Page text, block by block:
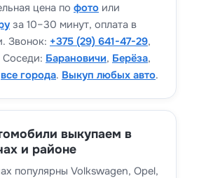
цена по фото или
за 10–30 минут, оплата в
Звонок: +375 (29) 641-47-29,
Барановичи, Берёза,
все города. Выкуп любых авто.
выкупаем в
и районе
популярны Volkswagen, Opel,